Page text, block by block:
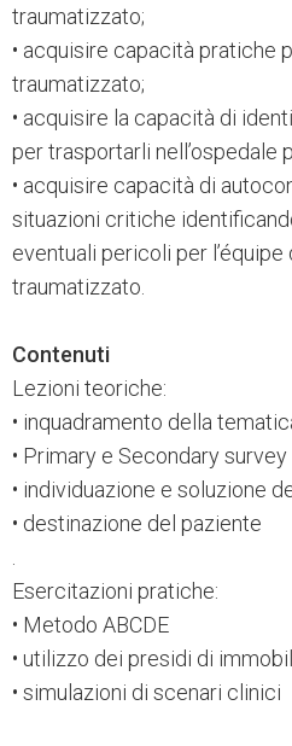
traumatizzato;
• acquisire capacità pratiche
traumatizzato;
• acquisire la capacità di
per trasportarli nell’ospedale
• acquisire capacità di
situazioni critiche
eventuali pericoli per
traumatizzato.
Contenuti
Lezioni teoriche:
• inquadramento della
• Primary e Secondary survey
• individuazione e soluzione
• destinazione del paziente
Esercitazioni pratiche:
• Metodo ABCDE
• utilizzo dei presidi di
• simulazioni di scenari clinici